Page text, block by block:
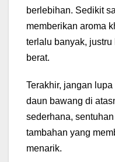
berlebihan. Sedikit
memberikan aroma
terlalu banyak,
berat.
Terakhir, jangan
daun bawang di
sederhana,
tambahan yang
menarik.